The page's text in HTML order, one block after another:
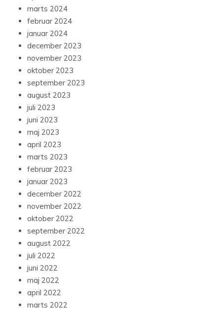
marts 2024
februar 2024
januar 2024
december 2023
november 2023
oktober 2023
september 2023
august 2023
juli 2023
juni 2023
maj 2023
april 2023
marts 2023
februar 2023
januar 2023
december 2022
november 2022
oktober 2022
september 2022
august 2022
juli 2022
juni 2022
maj 2022
april 2022
marts 2022